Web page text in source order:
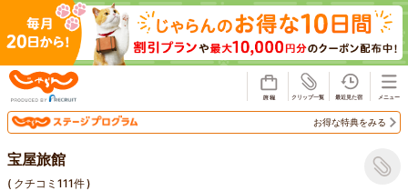
お得な特典をみる
宝屋旅館
( クチコミ111件)